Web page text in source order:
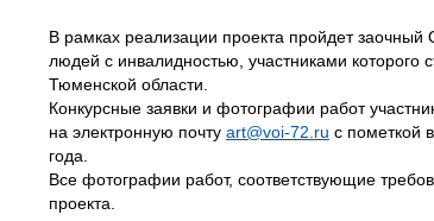
В рамках реализации проекта пройдет
людей с инвалидностью, участниками которого
Тюменской области.
Конкурсные заявки и фотографии работ
на электронную почту art@voi-72.ru с пометкой
года.
Все фотографии работ, соответствующие
проекта.